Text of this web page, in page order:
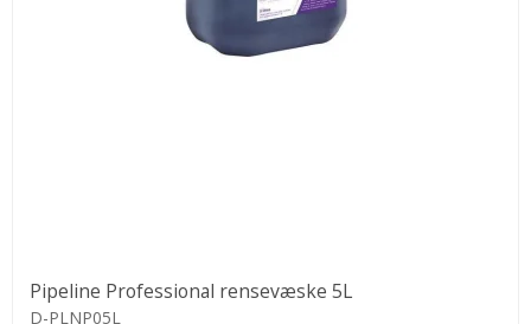
Pipeline Professional rensevæske 5L
D-PLNP05L